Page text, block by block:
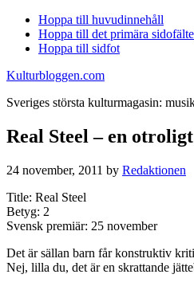
Hoppa till huvudinnehåll
Hoppa till det primära
Hoppa till sidfot
Kulturbloggen.com
Sveriges största kulturmagasin:
Real Steel – en
24 november, 2011 by Redaktionen
Title: Real Steel
Betyg: 2
Svensk premiär: 25 november
Det är sällan barn får konstruktiv
Nej, lilla du, det är en skrattande